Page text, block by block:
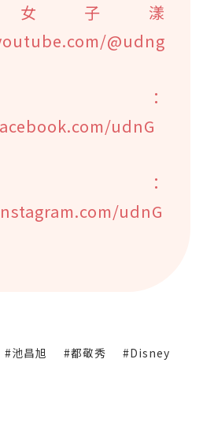
女子漾
@udng
：
udnG
：
udnG
#池昌旭 #都敬秀 #Disney